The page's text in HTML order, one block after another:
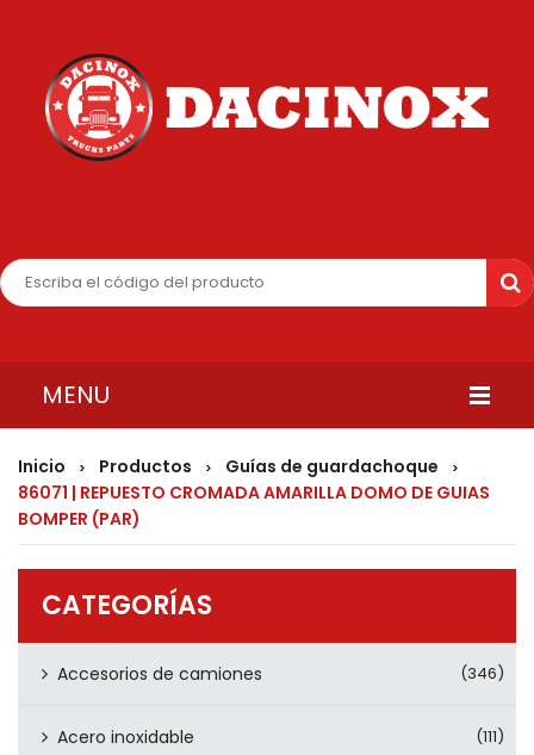
MENU
INICIO
QUIENES SOMOS
PRODUCTOS
CONTÁCTENOS
Inicio > Productos > Guías de guardachoque >
86071 | REPUESTO CROMADA AMARILLA DOMO DE GUIAS
BOMPER (PAR)
CATEGORÍAS
Accesorios de camiones (346)
Acero inoxidable (111)